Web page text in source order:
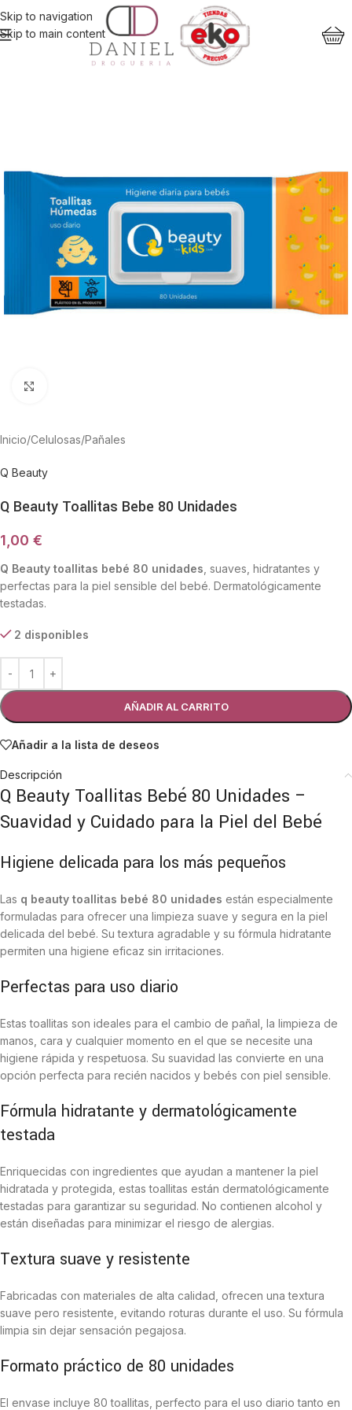
Skip to navigation
Skip to main content
Inicio/Celulosas/Pañales
Q Beauty
Q Beauty Toallitas Bebe 80 Unidades
1,00 €
Q Beauty toallitas bebé 80 unidades , suaves, hidratantes y
perfectas para la piel sensible del bebé. Dermatológicamente
testadas.
2 disponibles
AÑADIR AL CARRITO
Añadir a la lista de deseos
Descripción
Q Beauty Toallitas Bebé 80 Unidades –
Suavidad y Cuidado para la Piel del Bebé
Higiene delicada para los más pequeños
Las q beauty toallitas bebé 80 unidades están especialmente
formuladas para ofrecer una limpieza suave y segura en la piel
delicada del bebé. Su textura agradable y su fórmula hidratante
permiten una higiene eficaz sin irritaciones.
Perfectas para uso diario
Estas toallitas son ideales para el cambio de pañal, la limpieza de
manos, cara y cualquier momento en el que se necesite una
higiene rápida y respetuosa. Su suavidad las convierte en una
opción perfecta para recién nacidos y bebés con piel sensible.
Fórmula hidratante y dermatológicamente
testada
Enriquecidas con ingredientes que ayudan a mantener la piel
hidratada y protegida, estas toallitas están dermatológicamente
testadas para garantizar su seguridad. No contienen alcohol y
están diseñadas para minimizar el riesgo de alergias.
Textura suave y resistente
Fabricadas con materiales de alta calidad, ofrecen una textura
suave pero resistente, evitando roturas durante el uso. Su fórmula
limpia sin dejar sensación pegajosa.
Formato práctico de 80 unidades
El envase incluye 80 toallitas, perfecto para el uso diario tanto en